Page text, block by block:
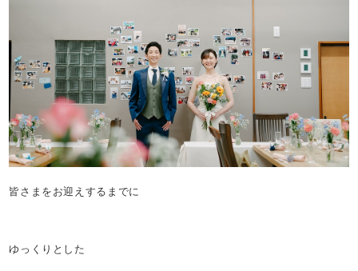
皆さまをお迎えするまでに
ゆっくりとした